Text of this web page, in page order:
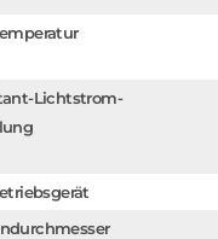
Lichtstrom-